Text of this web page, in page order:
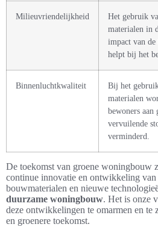
Milieuvriendelijkheid
Het gebruik
materialen in
impact van
helpt bij het
Binnenluchtkwaliteit
Bij het
materialen
bewoners
vervuilende
verminderd.
De toekomst van groene woningbouw
continue innovatie en ontwikkeling van
bouwmaterialen en nieuwe
duurzame woningbouw. Het is onze
deze ontwikkelingen te omarmen en te
en groenere toekomst.